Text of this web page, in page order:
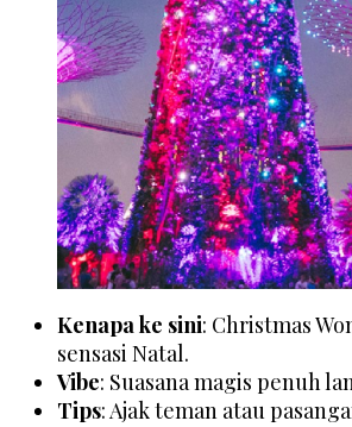
Kenapa ke sini: Christmas
sensasi Natal.
Vibe: Suasana magis penuh
Tips: Ajak teman atau